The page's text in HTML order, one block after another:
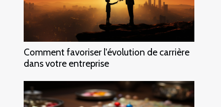
Comment favoriser l'évolution de carrière
dans votre entreprise